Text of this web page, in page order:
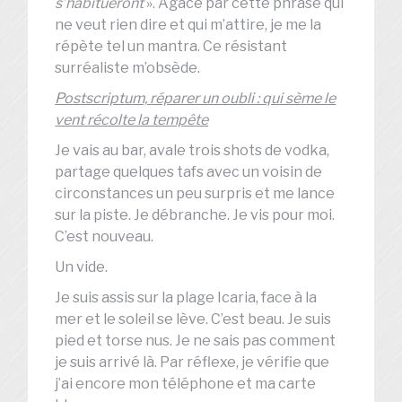
ne veut rien dire et qui m’attire, je me la
répète tel un mantra. Ce résistant
surréaliste m’obsède.
Postscriptum, réparer un oubli : qui sème le
vent récolte la tempête
Je vais au bar, avale trois shots de vodka,
partage quelques tafs avec un voisin de
circonstances un peu surpris et me lance
sur la piste. Je débranche. Je vis pour moi.
C’est nouveau.
Un vide.
Je suis assis sur la plage Icaria, face à la
mer et le soleil se lève. C’est beau. Je suis
pied et torse nus. Je ne sais pas comment
je suis arrivé là. Par réflexe, je vérifie que
j’ai encore mon téléphone et ma carte